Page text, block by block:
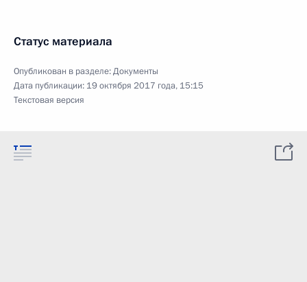
Статус материала
Опубликован в разделе:Документы
Дата публикации: 19 октября 2017 года, 15:15
Текстовая версия